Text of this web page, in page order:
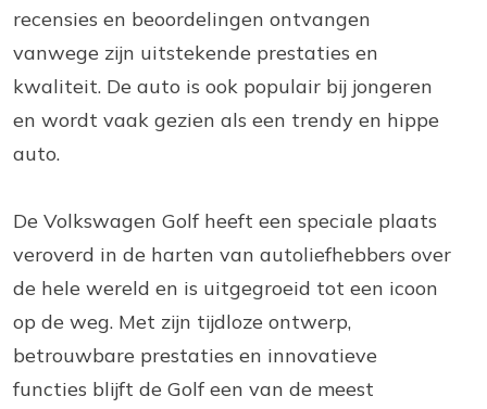
recensies en beoordelingen ontvangen
vanwege zijn uitstekende prestaties en
kwaliteit. De auto is ook populair bij jongeren
en wordt vaak gezien als een trendy en hippe
auto.
De Volkswagen Golf heeft een speciale plaats
veroverd in de harten van autoliefhebbers over
de hele wereld en is uitgegroeid tot een icoon
op de weg. Met zijn tijdloze ontwerp,
betrouwbare prestaties en innovatieve
functies blijft de Golf een van de meest